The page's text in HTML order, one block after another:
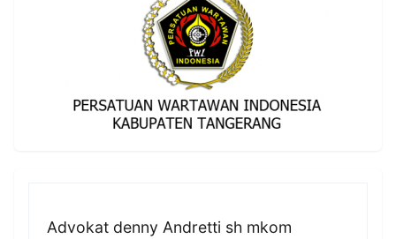
Advokat denny Andretti sh mkom